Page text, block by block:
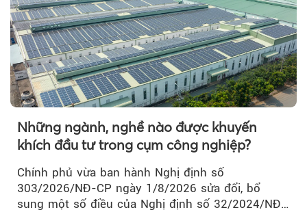
Những ngành, nghề nào được khuyến
khích đầu tư trong cụm công nghiệp?
Chính phủ vừa ban hành Nghị định số
303/2026/NĐ-CP ngày 1/8/2026 sửa đổi, bổ
sung một số điều của Nghị định số 32/2024/NĐ-